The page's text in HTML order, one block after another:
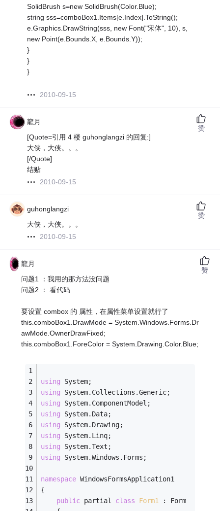
SolidBrush s=new SolidBrush(Color.Blue);
string sss=comboBox1.Items[e.Index].ToString();
e.Graphics.DrawString(sss, new Font("宋体", 10), s,
new Point(e.Bounds.X, e.Bounds.Y));
}
}
}
2010-09-15
龍月
[Quote=引用 4 楼 guhonglangzi 的回复:]
大侠，大侠。。。
[/Quote]
结贴
2010-09-15
赞
guhonglangzi
大侠，大侠。。。
2010-09-15
赞
龍月
问题1 ：我用的那方法没问题
问题2 ： 看代码
要设置 combox 的 属性，在属性菜单设置就行了
this.comboBox1.DrawMode = System.Windows.Forms.Dr
awMode.OwnerDrawFixed;
this.comboBox1.ForeColor = System.Drawing.Color.Blue;
using System;
using System.Collections.Generic;
using System.ComponentModel;
using System.Data;
using System.Drawing;
using System.Linq;
using System.Text;
using System.Windows.Forms;
namespace WindowsFormsApplication1
{
public partial class Form1 :
Form
赞